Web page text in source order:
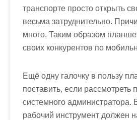
транспорте просто открыть
весьма затруднительно.
много. Таким образом
своих конкурентов по
Ещё одну галочку в пользу
поставить, если рассмотреть
системного администратора.
рабочий инструмент должен